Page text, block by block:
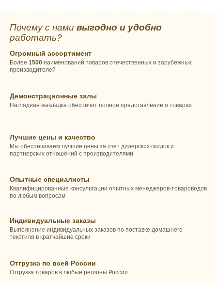
Почему с нами выгодно и удобно
работать?
Огромный ассортимент
Более 1500 наименований товаров отечественных и зарубежных
производителей
Демонстрационные залы
Наглядная выкладка обеспечит полное представление о товарах
Лучшие цены и качество
Мы обеспечиваем лучшие цены за счет дилерских скидок и
партнерских отношений с производителями
Опытные специалисты
Квалифицированные консультации опытных менеджеров-товароведов
по любым вопросам
Индивидуальные заказы
Выполнение индивидуальных заказов по поставке домашнего
текстиля в кратчайшие сроки
Отгрузка по всей России
Отгрузка товаров в любые регионы России